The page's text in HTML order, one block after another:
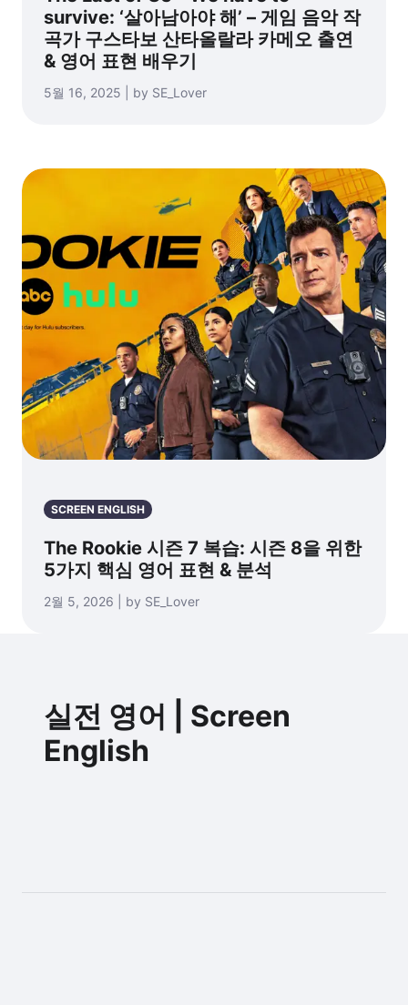
survive: ‘살아남아야 해’ – 게임 음악 작
곡가 구스타보 산타올랄라 카메오 출연
& 영어 표현 배우기
5월 16, 2025 | by SE_Lover
SCREEN ENGLISH
The Rookie 시즌 7 복습: 시즌 8을 위한
5가지 핵심 영어 표현 & 분석
2월 5, 2026 | by SE_Lover
실전 영어 | Screen
English